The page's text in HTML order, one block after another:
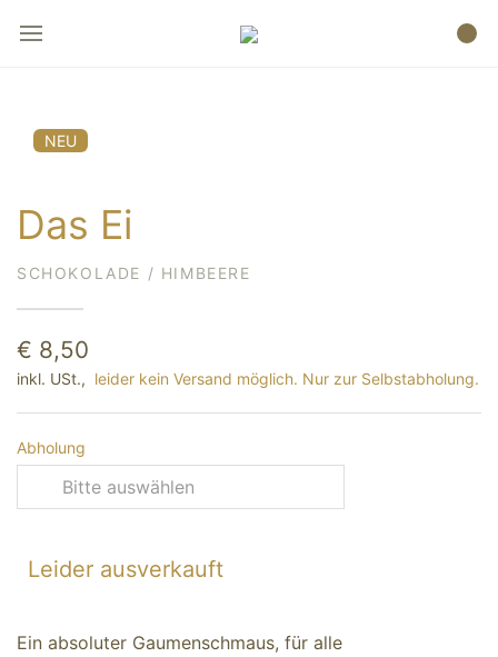
NEU
Das Ei
SCHOKOLADE / HIMBEERE
€ 8,50
inkl. USt., leider kein Versand möglich. Nur zur Selbstabholung.
Abholung
Leider ausverkauft
Ein absoluter Gaumenschmaus, für alle